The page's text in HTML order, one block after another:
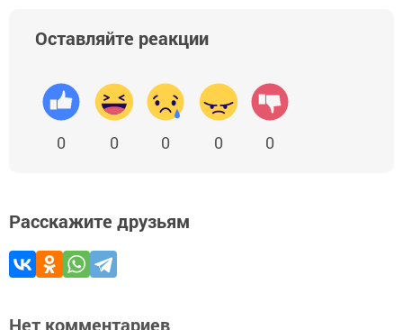
Оставляйте реакции
0 0 0 0 0
Расскажите друзьям
Нет комментариев